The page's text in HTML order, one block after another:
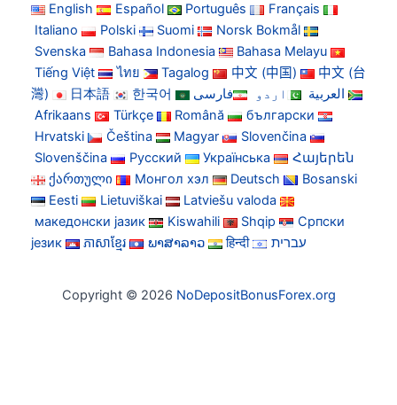
English Español Português
Français
Italiano
Polski Suomi
Norsk Bokmål
Svenska
Bahasa Indonesia
Bahasa Melayu
Tiếng Việt
ไทย Tagalog 中文 (中国)
中文 (台
灣)
日本語 한국어 العربية اردو
فارسی
Afrikaans
Türkçe Română
български
Hrvatski
Čeština Magyar
Slovenčina
Slovenščina
Русский Українська
Հայերեն
ქართული
Монгол хэл Deutsch
Bosanski
Eesti
Lietuviškai
Latviešu valoda
македонски јазик
Kiswahili Shqip
Српски
језик
ភាសាខ្មែរ ພາສາລາວ हिन्दी עברית
Copyright © 2026 NoDepositBonusForex.org